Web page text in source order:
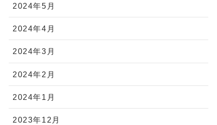
2024年5月
2024年4月
2024年3月
2024年2月
2024年1月
2023年12月